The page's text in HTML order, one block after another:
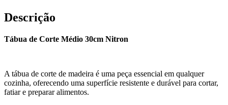
Descrição
Tábua de Corte Médio 30cm Nitron
A tábua de corte de madeira é uma peça essencial em qualquer
cozinha, oferecendo uma superfície resistente e durável para cortar,
fatiar e preparar alimentos.